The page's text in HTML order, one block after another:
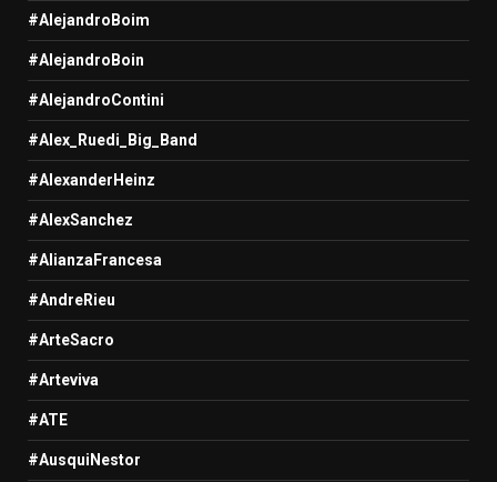
#AlejandroBoim
#AlejandroBoin
#AlejandroContini
#Alex_Ruedi_Big_Band
#AlexanderHeinz
#AlexSanchez
#AlianzaFrancesa
#AndreRieu
#ArteSacro
#Arteviva
#ATE
#AusquiNestor